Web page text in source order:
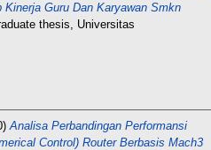
Guru Dan Karyawan Smkn
thesis, Universitas
Analisa Perbandingan Performansi
Control) Router Berbasis Mach3